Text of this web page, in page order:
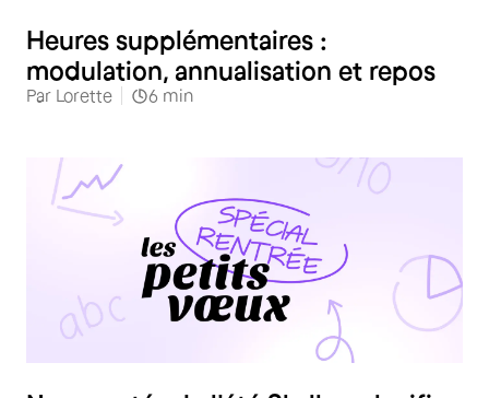
Heures supplémentaires :
modulation, annualisation et repos
Par Lorette 6 min